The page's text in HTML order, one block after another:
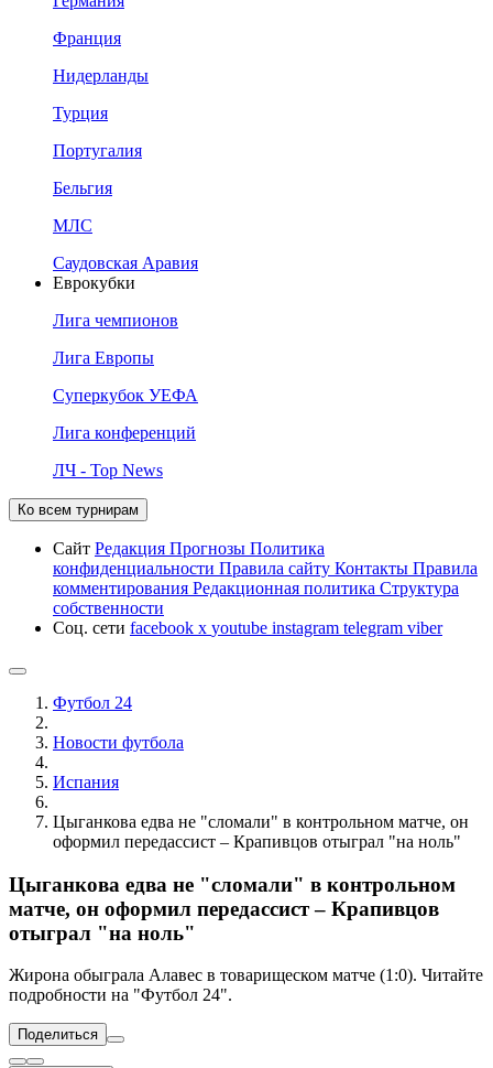
Франция
Нидерланды
Турция
Португалия
Бельгия
МЛС
Саудовская Аравия
Еврокубки
Лига чемпионов
Лига Европы
Суперкубок УЕФА
Лига конференций
ЛЧ - Top News
Ко всем турнирам
Сайт Редакция Прогнозы Политика
конфиденциальности Правила сайту Контакты Правила
комментирования Редакционная политика Структура
собственности
Соц. сети facebook x youtube instagram telegram viber
Футбол 24
Новости футбола
Испания
Цыганкова едва не "сломали" в контрольном матче, он
оформил передассист – Крапивцов отыграл "на ноль"
Цыганкова едва не "сломали" в контрольном
матче, он оформил передассист – Крапивцов
отыграл "на ноль"
Жирона обыграла Алавес в товарищеском матче (1:0). Читайте
подробности на "Футбол 24".
Поделиться